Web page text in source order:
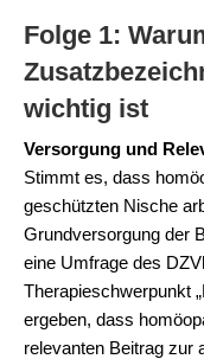
Folge 1:
wichtig ist
Versorgung und
Stimmt es, dass
geschützten Nische
Grundversorgung der
eine Umfrage des
Therapieschwerpunkt
ergeben, dass
relevanten Beitrag zur